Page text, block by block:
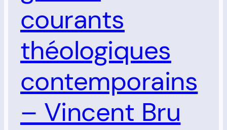
courants
théologiques
contemporains
– Vincent Bru